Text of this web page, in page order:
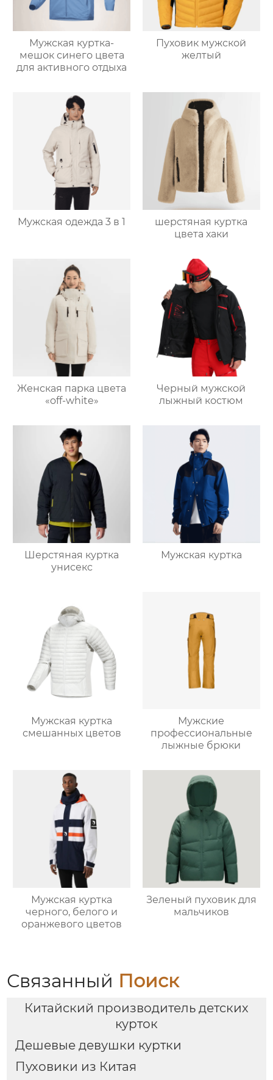
Мужская куртка-
мешок синего цвета
для активного отдыха
Пуховик мужской
желтый
Мужская одежда 3 в 1
шерстяная куртка
цвета хаки
Женская парка цвета
«off-white»
Черный мужской
лыжный костюм
Шерстяная куртка
унисекс
Мужская куртка
Мужская куртка
смешанных цветов
Мужские
профессиональные
лыжные брюки
Мужская куртка
черного, белого и
оранжевого цветов
Зеленый пуховик для
мальчиков
Связанный Поиск
Китайский производитель детских
курток
Дешевые девушки куртки
Пуховики из Китая